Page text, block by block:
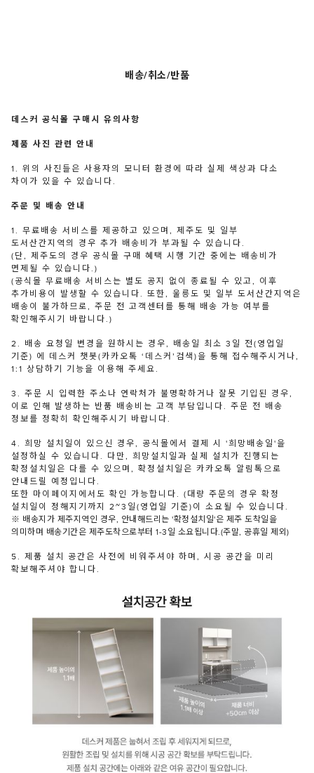
배송/취소/반품
데스커 공식몰 구매시 유의사항
제품 사진 관련 안내
1. 위의 사진들은 사용자의 모니터 환경에 따라 실제 색상과 다소
차이가 있을 수 있습니다.
주문 및 배송 안내
1. 무료배송 서비스를 제공하고 있으며, 제주도 및 일부
도서산간지역의 경우 추가 배송비가 부과될 수 있습니다.
(단, 제주도의 경우 공식몰 구매 혜택 시행 기간 중에는 배송비가
면제될 수 있습니다.)
(공식몰 무료배송 서비스는 별도 공지 없이 종료될 수 있고, 이후
추가비용이 발생할 수 있습니다. 또한, 울릉도 및 일부 도서산간지역은
배송이 불가하므로, 주문 전 고객센터를 통해 배송 가능 여부를
확인해주시기 바랍니다.)
2. 배송 요청일 변경을 원하시는 경우, 배송일 최소 3일 전(영업일
기준) 에 데스커 챗봇(카카오톡 ‘데스커’검색)을 통해 접수해주시거나,
1:1 상담하기 기능을 이용해 주세요.
3. 주문 시 입력한 주소나 연락처가 불명확하거나 잘못 기입된 경우,
이로 인해 발생하는 반품 배송비는 고객 부담입니다. 주문 전 배송
정보를 정확히 확인해주시기 바랍니다.
4. 희망 설치일이 있으신 경우, 공식몰에서 결제 시 '희망배송일'을
설정하실 수 있습니다. 다만, 희망설치일과 실제 설치가 진행되는
확정설치일은 다를 수 있으며, 확정설치일은 카카오톡 알림톡으로
안내드릴 예정입니다.
또한 마이페이지에서도 확인 가능합니다. (대량 주문의 경우 확정
설치일이 정해지기까지 2~3일(영업일 기준)이 소요될 수 있습니다.
※ 배송지가 제주지역인 경우, 안내해드리는 '확정설치일'은 제주 도착일을
의미하며 배송기간은 제주도착으로부터 1-3일 소요됩니다.(주말, 공휴일 제외)
5. 제품 설치 공간은 사전에 비워주셔야 하며, 시공 공간을 미리
확보해주셔야 합니다.